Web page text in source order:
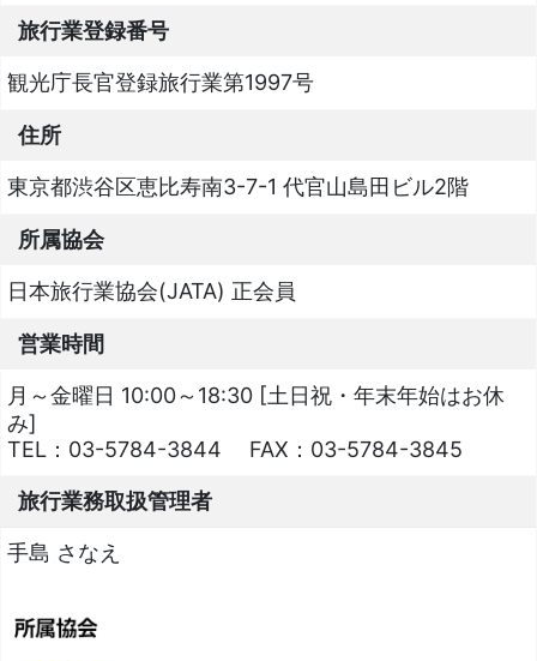
旅行業登録番号
観光庁長官登録旅行業第1997号
住所
東京都渋谷区恵比寿南3-7-1 代官山島田ビル2階
所属協会
日本旅行業協会(JATA) 正会員
営業時間
月～金曜日 10:00～18:30 [土日祝・年末年始はお休
み]
TEL： 03-5784-3844 FAX： 03-5784-3845
旅行業務取扱管理者
手島 さなえ